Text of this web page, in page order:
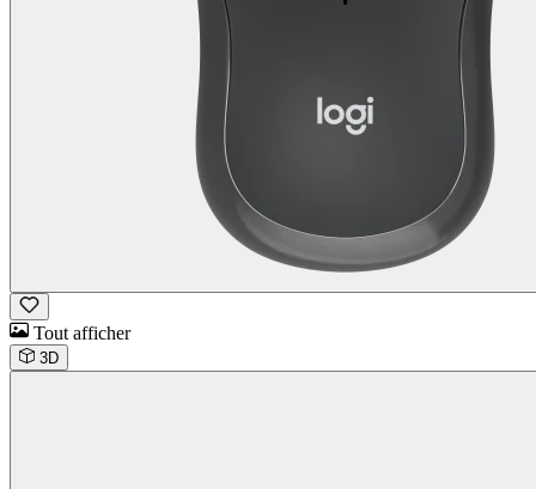
Tout afficher
3D